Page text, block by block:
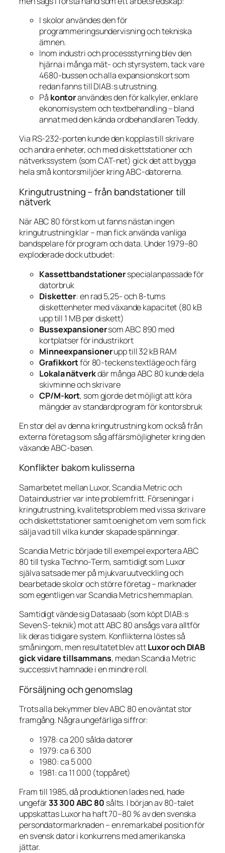
I skolor användes den för
programmeringsundervisning och tekniska
ämnen.
Inom industri och processstyrning blev den
hjärna i många mät- och styrsystem, tack vare
4680-bussen och alla expansionskort som
redan fanns till DIAB:s utrustning.
På kontoranvändes den för kalkyler, enklare
ekonomisystem och textbehandling – bland
annat med den kända ordbehandlarenTeddy.
Via RS-232-porten kunde den kopplas till skrivare
och andra enheter, och med diskettstationer och
nätverkssystem (som CAT-net) gick det att bygga
hela små kontorsmiljöer kring ABC-datorerna.
Kringutrustning – från bandstationer till
nätverk
När ABC 80 först kom ut fanns nästan ingen
kringutrustning klar – man fick använda vanliga
bandspelare för program och data. Under 1979–80
exploderade dock utbudet:
Kassettbandstationerspecialanpassade för
datorbruk
Disketter: en rad 5,25- och 8-tums
diskettenheter med växande kapacitet (80 kB
upp till 1 MB per diskett)
Bussexpansionersom ABC 890 med
kortplatser för industrikort
Minneexpansionerupp till 32 kB RAM
Grafikkortför 80-teckens textläge och färg
Lokala nätverkdär många ABC 80 kunde dela
skivminne och skrivare
CP/M-kort, som gjorde det möjligt att köra
mängder av standardprogram för kontorsbruk
En stor del av denna kringutrustning kom också från
externa företag som såg affärsmöjligheter kring den
växande ABC-basen.
Konflikter bakom kulisserna
Samarbetet mellan Luxor, Scandia Metric och
Dataindustrier var inte problemfritt. Förseningar i
kringutrustning, kvalitetsproblem med vissa skrivare
och diskettstationer samt oenighet om vem som fick
sälja vad till vilka kunder skapade spänningar.
Scandia Metric började till exempel exportera ABC
80 till tyska Techno-Term, samtidigt som Luxor
själva satsade mer på mjukvaruutveckling och
bearbetade skolor och större företag – marknader
som egentligen var Scandia Metrics hemmaplan.
Samtidigt vände sig Datasaab (som köpt DIAB:s
Seven S-teknik) mot att ABC 80 ansågs vara alltför
lik deras tidigare system. Konflikterna löstes så
småningom, men resultatet blev attLuxor och DIAB
gick vidare tillsammans, medan Scandia Metric
successivt hamnade i en mindre roll.
Försäljning och genomslag
Trots alla bekymmer blev ABC 80 en oväntat stor
framgång. Några ungefärliga siffror:
1978: ca 200 sålda datorer
1979: ca 6 300
1980: ca 5 000
1981: ca 11 000 (toppåret)
Fram till 1985, då produktionen lades ned, hade
ungefär33 300 ABC 80 sålts. I början av 80-talet
uppskattas Luxor ha haft 70–80 % av den svenska
persondatormarknaden – en remarkabel position för
en svensk dator i konkurrens med amerikanska
jättar.